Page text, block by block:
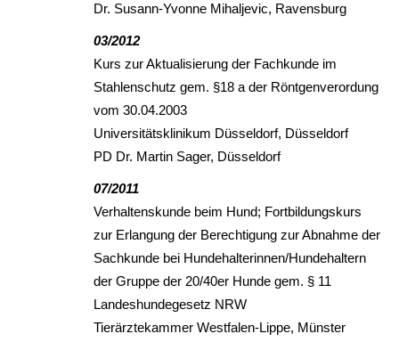
Dr. Susann-Yvonne Mihaljevic, Ravensburg
03/2012
Kurs zur Aktualisierung der Fachkunde im
Stahlenschutz gem. §18 a der Röntgenverordung
vom 30.04.2003
Universitätsklinikum Düsseldorf, Düsseldorf
PD Dr. Martin Sager, Düsseldorf
07/2011
Verhaltenskunde beim Hund; Fortbildungskurs
zur Erlangung der Berechtigung zur Abnahme der
Sachkunde bei Hundehalterinnen/Hundehaltern
der Gruppe der 20/40er Hunde gem. § 11
Landeshundegesetz NRW
Tierärztekammer Westfalen-Lippe, Münster